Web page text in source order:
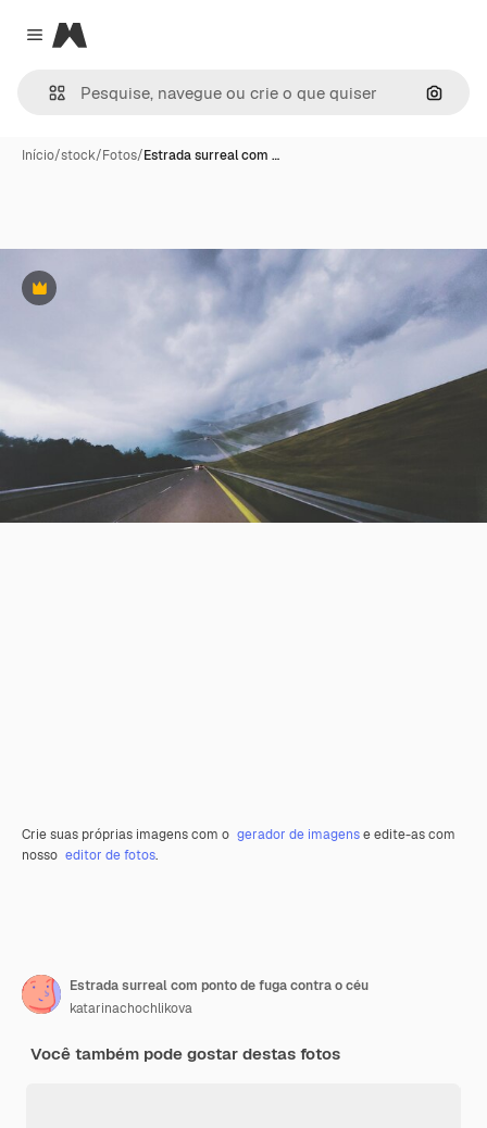
Close menu
Magnific
Início/stock/Fotos/Estrada surreal com …
Premium
Crie suas próprias imagens com o gerador de imagense edite-as com
nosso editor de fotos.
Estrada surreal com ponto de fuga contra o céu
katarinachochlikova
Você também pode gostar destas fotos